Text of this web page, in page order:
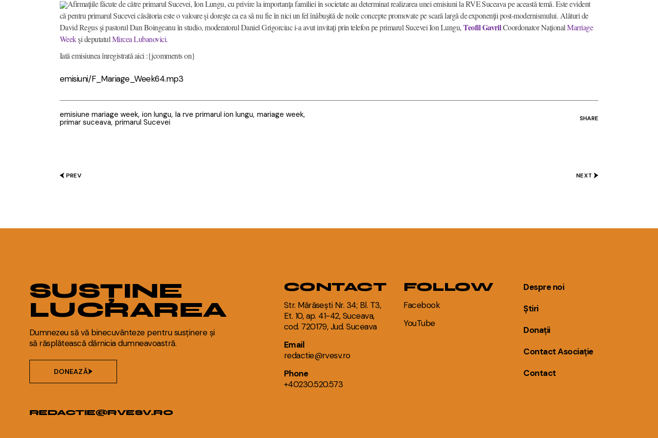
Afirmaţiile făcute de către primarul Sucevei, Ion Lungu, cu privire la importanţa familiei în societate au determinat realizarea unei emisiuni la RVE Suceava pe această temă. Este evident
că pentru primarul Sucevei căsătoria este o valoare şi doreşte ca ea să nu fie în nici un fel înăbuşită de noile concepte promovate pe scară largă de exponenţii post-modernismului. Alături de
David Regus şi pastorul Dan Boingeanu în studio, moderatorul Daniel Grigorciuc i-a avut invitaţi prin telefon pe primarul Sucevei Ion Lungu,Teofil GavrilCoordonator Național Marriage
Weekşi deputatulMircea Lubanovici.
Iată emisiunea înregistrată aici :{jcomments on}
emisiuni/F_Mariage_Week64.mp3
emisiune mariage week ion lungu la rve primarul ion lungu mariage week
primar suceava primarul Sucevei SHARE
PREV NEXT
SUSȚINE
LUCRAREA
Dumnezeu să vă binecuvânteze pentru susținere și
să răsplătească dărnicia dumneavoastră.
DONEAZĂ
REDACTIE@RVESV.RO
CONTACT
Str. Mărăsești Nr. 34; Bl. T3,
Et. 10, ap. 41-42, Suceava,
cod. 720179, Jud. Suceava
Email
redactie@rvesv.ro
Phone
+40230.520.573
FOLLOW
Facebook
YouTube
Despre noi
Știri
Donații
Contact Asociație
Contact